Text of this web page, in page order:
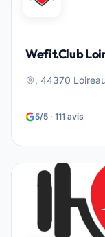
Wefit.Club
, 44370
5/5 · 111 avis